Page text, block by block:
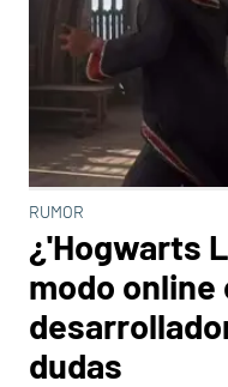
RUMOR
¿'Hogwarts
modo online
dudas